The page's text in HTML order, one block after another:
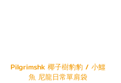
Pilgrimshk 椰子樹豹豹 / 小鱷
魚 尼龍日常單肩袋